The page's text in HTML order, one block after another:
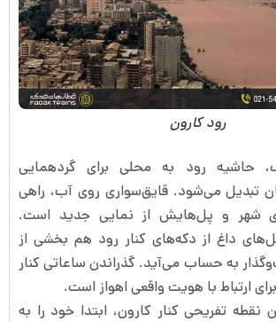
رود کارون
حاشیه رود به محلی برای گردهمایی
تبدیل می‌شود. قایق‌سواری روی آب، راهی
شهر و پل‌هایش از نمایی جدید است.
داغ از دکه‌های کنار رود هم بخشی از
به حساب می‌آید. گذراندن ساعاتی کنار
ارتباط با هویت واقعی اهواز است.
نقطه تفریحی کنار کارون، ابتدا خود را به